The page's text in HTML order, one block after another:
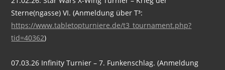
Sterne(ngasse) VI. (Anmeldung über T³:
https://www.tabletopturniere.de/t3_tournament.php?
tid=40362)
07.03.26 Infinity Turnier – 7. Funkenschlag. (Anmeldung